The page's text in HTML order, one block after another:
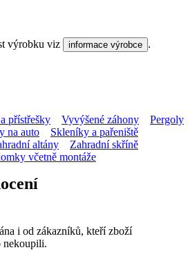
výrobku viz informace výrobce .
přístřešky Vyvýšené záhony
Pergoly
na auto
Skleníky a pařeniště
altány
Zahradní skříně
včetně montáže
i od zákazníků, kteří zboží
nekoupili.